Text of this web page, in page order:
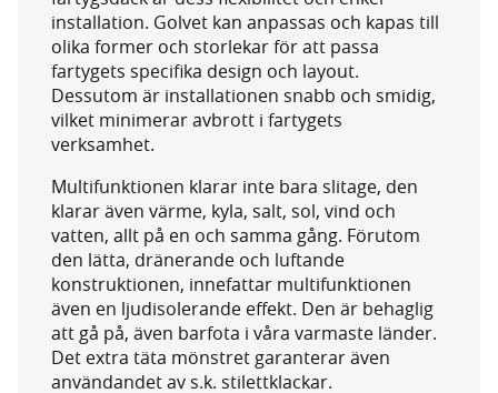
installation. Golvet kan anpassas och kapas till
olika former och storlekar för att passa
fartygets specifika design och layout.
Dessutom är installationen snabb och smidig,
vilket minimerar avbrott i fartygets
verksamhet.
Multifunktionen klarar inte bara slitage, den
klarar även värme, kyla, salt, sol, vind och
vatten, allt på en och samma gång. Förutom
den lätta, dränerande och luftande
konstruktionen, innefattar multifunktionen
även en ljudisolerande effekt. Den är behaglig
att gå på, även barfota i våra varmaste länder.
Det extra täta mönstret garanterar även
användandet av s.k. stilettklackar.